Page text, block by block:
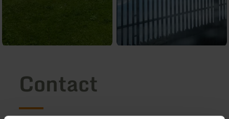
Contact